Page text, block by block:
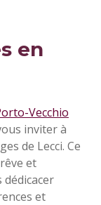
en
Vecchio
inviter à
de Lecci. Ce
et
et